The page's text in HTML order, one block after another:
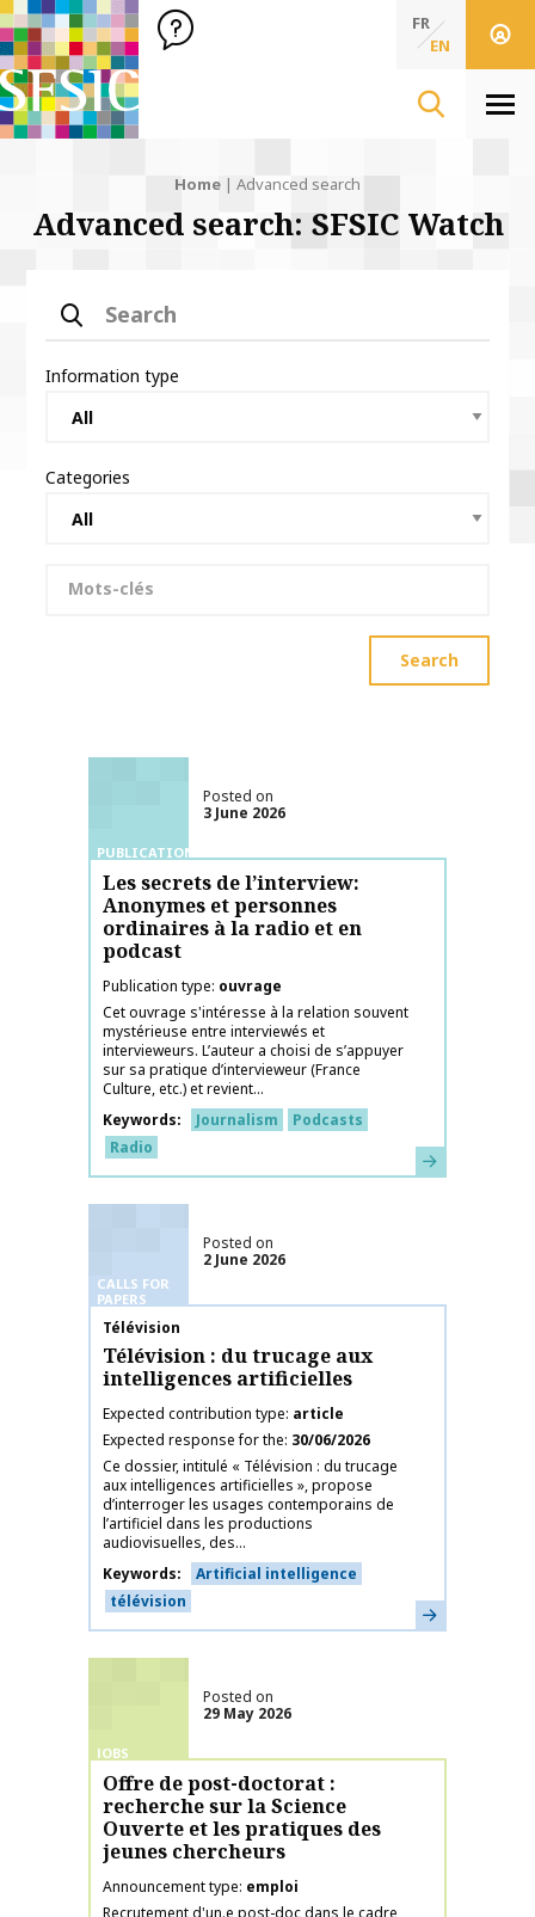
SFSIC Société Française des Sciences de l'Information & de
Société Française des Sciences de
FR
EN
Home Advanced search
Advanced search: SFSIC Watch
Search
Information type
Categories
Keywords
Search
PUBLICATIONS
Posted on
3 June 2026
Les secrets de l’interview:
Anonymes et personnes
ordinaires à la radio et en
podcast
Publication type ouvrage
Cet ouvrage s'intéresse à la relation souvent
mystérieuse entre interviewés et
intervieweurs. L’auteur a choisi de s’appuyer
sur sa pratique d’intervieweur (France
Culture, etc.) et revient...
Keywords
Journalism
Podcasts
Radio
Learn more
CALLS FOR
PAPERS
Posted on
2 June 2026
Publication name
Télévision
Télévision : du trucage aux
intelligences artificielles
Expected contribution type article
Expected response for the 30/06/2026
Ce dossier, intitulé « Télévision : du trucage
aux intelligences artificielles », propose
d’interroger les usages contemporains de
l’artificiel dans les productions
audiovisuelles, des...
Keywords
Artificial intelligence
télévision
Learn more
JOBS
Posted on
29 May 2026
Offre de post-doctorat :
recherche sur la Science
Ouverte et les pratiques des
jeunes chercheurs
Announcement type emploi
Recrutement d'un.e post-doc dans le cadre